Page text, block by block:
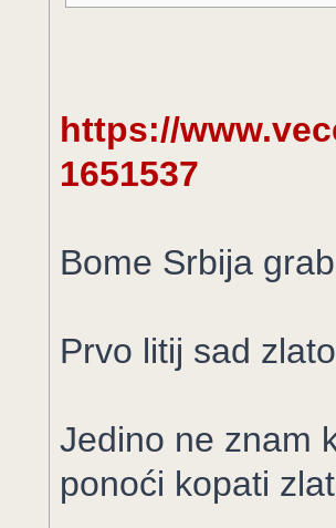
https://
1651537
Bome Srbija
Prvo litij sad
Jedino ne znam
ponoći kopati